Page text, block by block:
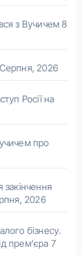
з Вучичем 8
2026
Росії на
про
2026
бізнесу.
прем’єра 7